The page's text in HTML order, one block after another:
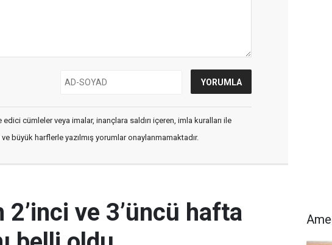
cümleler veya imalar, inançlara saldırı içeren, imla kuralları ile
büyük harflerle yazılmış yorumlar onaylanmamaktadır.
2’inci ve 3’üncü hafta